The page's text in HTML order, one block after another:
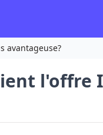
avantageuse?